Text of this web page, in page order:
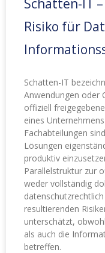
Risiko für
Schatten-IT
Anwendungen oder
offiziell
eines
Fachabteilungen
Lösungen
produktiv
Parallelstruktur zur
weder vollständig
resultierenden
unterschätzt,
als auch die
betreffen.